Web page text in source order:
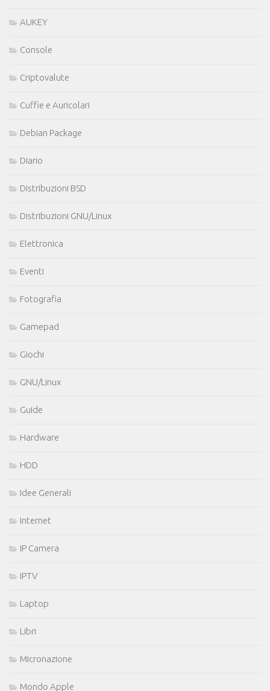
AUKEY
Console
Criptovalute
Cuffie e Auricolari
Debian Package
Diario
Distribuzioni BSD
Distribuzioni GNU/Linux
Elettronica
Eventi
Fotografia
Gamepad
Giochi
GNU/Linux
Guide
Hardware
HDD
Idee Generali
Internet
IP Camera
IPTV
Laptop
Libri
Micronazione
Mondo Apple